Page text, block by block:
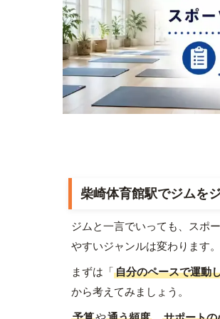
柴崎体育館駅でジムを
ジムと一言でいっても、スポ
やすいジャンルは変わります。
まずは「自分のペースで運動
から考えてみましょう。